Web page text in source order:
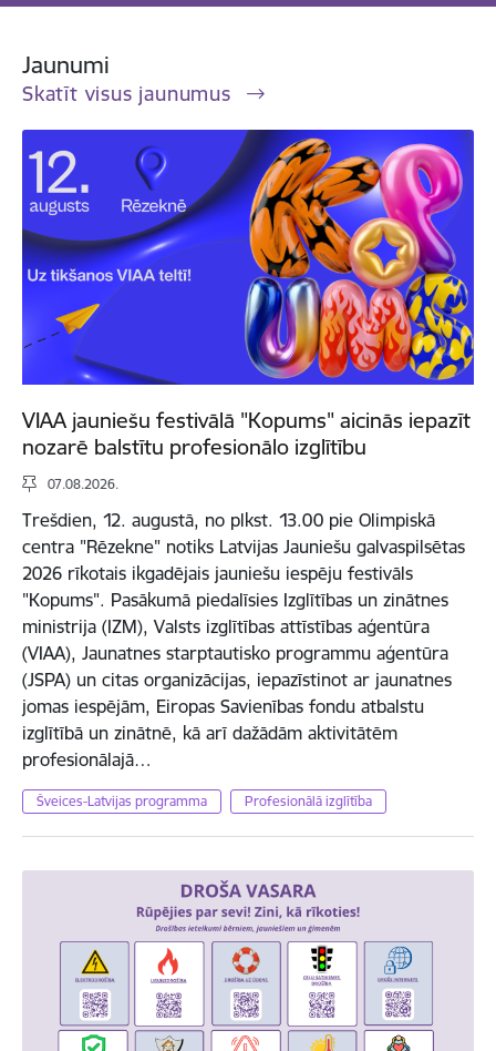
Jaunumi
Skatīt visus jaunumus
VIAA jauniešu festivālā "Kopums" aicinās iepazīt
nozarē balstītu profesionālo izglītību
07.08.2026.
Trešdien, 12. augustā, no plkst. 13.00 pie Olimpiskā
centra "Rēzekne" notiks Latvijas Jauniešu galvaspilsētas
2026 rīkotais ikgadējais jauniešu iespēju festivāls
"Kopums". Pasākumā piedalīsies Izglītības un zinātnes
ministrija (IZM), Valsts izglītības attīstības aģentūra
(VIAA), Jaunatnes starptautisko programmu aģentūra
(JSPA) un citas organizācijas, iepazīstinot ar jaunatnes
jomas iespējām, Eiropas Savienības fondu atbalstu
izglītībā un zinātnē, kā arī dažādām aktivitātēm
profesionālajā…
Šveices-Latvijas programma Profesionālā izglītība